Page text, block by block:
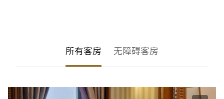
所有客房 无障碍客房